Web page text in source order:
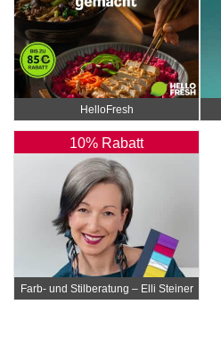
HelloFresh
10% Rabatt
Farb- und Stilberatung – Elli Steiner